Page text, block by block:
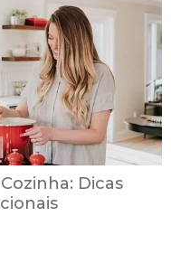
Dicas